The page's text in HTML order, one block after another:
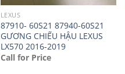
LEXUS
87910- 60S21 87940-60S21
GƯƠNG CHIẾU HẬU LEXUS
LX570 2016-2019
Call for Price